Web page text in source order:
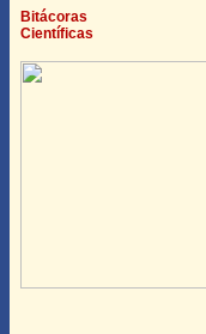
Bitácoras
Científicas